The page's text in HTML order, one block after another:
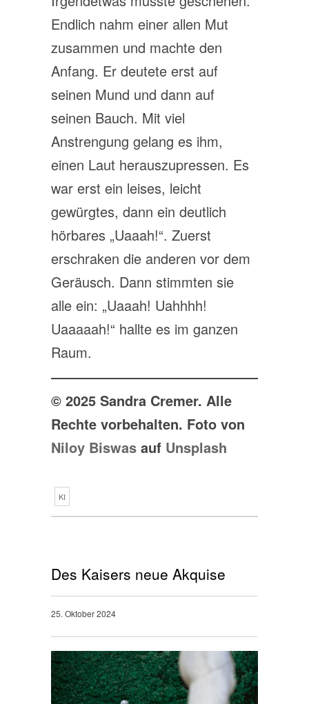
Endlich nahm einer allen Mut
zusammen und machte den
Anfang. Er deutete erst auf
seinen Mund und dann auf
seinen Bauch. Mit viel
Anstrengung gelang es ihm,
einen Laut herauszupressen. Es
war erst ein leises, leicht
gewürgtes, dann ein deutlich
hörbares „Uaaah!“. Zuerst
erschraken die anderen vor dem
Geräusch. Dann stimmten sie
alle ein: „Uaaah! Uahhhh!
Uaaaaah!“ hallte es im ganzen
Raum.
© 2025 Sandra Cremer. Alle
Rechte vorbehalten. Foto von
Niloy Biswas auf Unsplash
KI
Des Kaisers neue Akquise
25. Oktober 2024